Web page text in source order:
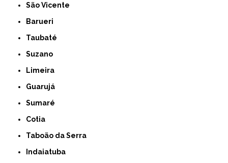
São Vicente
Barueri
Taubaté
Suzano
Limeira
Guarujá
Sumaré
Cotia
Taboão da Serra
Indaiatuba